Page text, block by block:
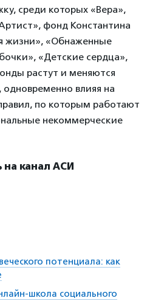
среди которых «Вера»,
фонд Константина
жизни», «Обнаженные
«Детские сердца»,
растут и меняются
одновременно влияя на
по которым работают
некоммерческие
канал АСИ
потенциала: как
школа социального